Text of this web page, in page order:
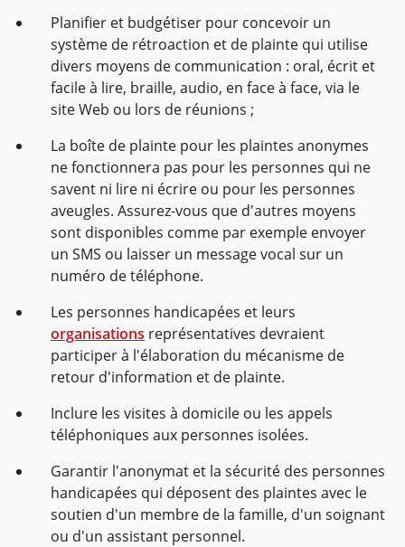
Planifier et budgétiser pour concevoir un
système de rétroaction et de plainte qui utilise
divers moyens de communication : oral, écrit et
facile à lire, braille, audio, en face à face, via le
site Web ou lors de réunions ;
La boîte de plainte pour les plaintes anonymes
ne fonctionnera pas pour les personnes qui ne
savent ni lire ni écrire ou pour les personnes
aveugles. Assurez-vous que d'autres moyens
sont disponibles comme par exemple envoyer
un SMS ou laisser un message vocal sur un
numéro de téléphone.
Les personnes handicapées et leurs
organisations représentatives devraient
participer à l'élaboration du mécanisme de
retour d'information et de plainte.
Inclure les visites à domicile ou les appels
téléphoniques aux personnes isolées.
Garantir l'anonymat et la sécurité des personnes
handicapées qui déposent des plaintes avec le
soutien d'un membre de la famille, d'un soignant
ou d'un assistant personnel.